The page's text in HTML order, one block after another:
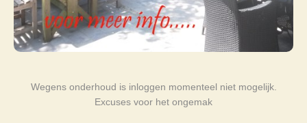
Wegens onderhoud is inloggen momenteel niet mogelijk.
Excuses voor het ongemak